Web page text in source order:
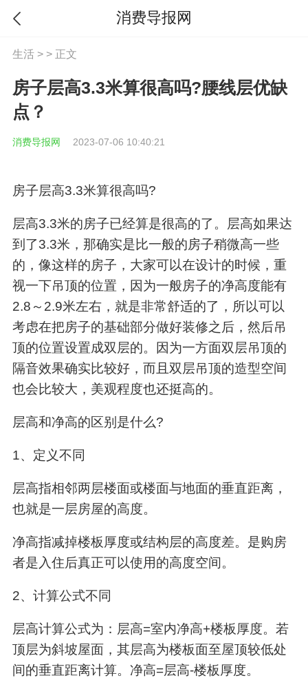
消费导报网
生活> > 正文
房子层高3.3米算很高吗?腰线层优缺
点？
消费导报网 2023-07-06 10:40:21
房子层高3.3米算很高吗?
层高3.3米的房子已经算是很高的了。层高如果达
到了3.3米，那确实是比一般的房子稍微高一些
的，像这样的房子，大家可以在设计的时候，重
视一下吊顶的位置，因为一般房子的净高度能有
2.8～2.9米左右，就是非常舒适的了，所以可以
考虑在把房子的基础部分做好装修之后，然后吊
顶的位置设置成双层的。因为一方面双层吊顶的
隔音效果确实比较好，而且双层吊顶的造型空间
也会比较大，美观程度也还挺高的。
层高和净高的区别是什么?
1、定义不同
层高指相邻两层楼面或楼面与地面的垂直距离，
也就是一层房屋的高度。
净高指减掉楼板厚度或结构层的高度差。是购房
者是入住后真正可以使用的高度空间。
2、计算公式不同
层高计算公式为：层高=室内净高+楼板厚度。若
顶层为斜坡屋面，其层高为楼板面至屋顶较低处
间的垂直距离计算。净高=层高-楼板厚度。